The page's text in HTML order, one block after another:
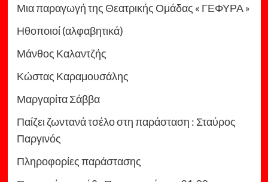
Μια παραγωγή της Θεατρικής Ομάδας « ΓΕΦΥΡΑ »
Ηθοποιοί (αλφαβητικά)
Μάνθος Καλαντζής
Κώστας Καραμουσάλης
Μαργαρίτα Σάββα
Παίζει ζωντανά τσέλο στη παράσταση : Σταύρος
Παργινός
Πληροφορίες παράστασης